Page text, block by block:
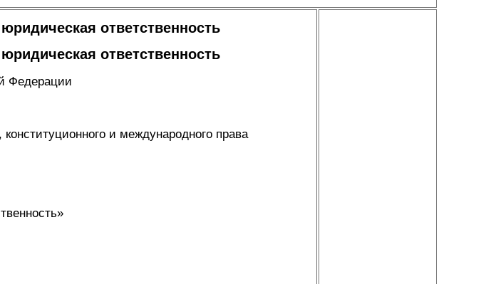
ответственность
ответственность
Федерации
и международного права